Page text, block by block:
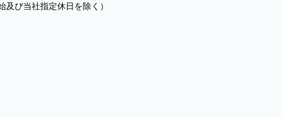
及び当社指定休日を除く）